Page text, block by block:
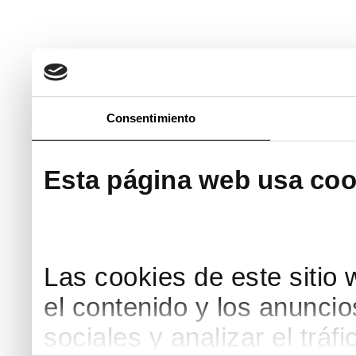
Consentimiento
Esta página web usa
Las cookies de este sitio
el contenido y los
sociales y analizar el